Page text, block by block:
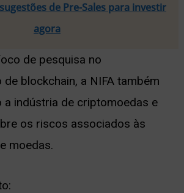
de Pre-Sales para investir
agora
de pesquisa no
blockchain, a NIFA também
a indústria de criptomoedas e
os riscos associados às
moedas.